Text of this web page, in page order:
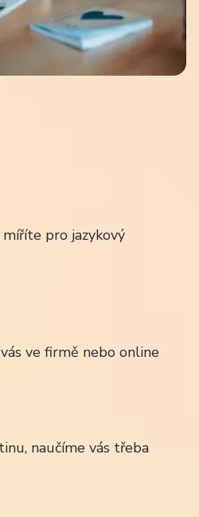
pro jazykový
ve firmě nebo online
naučíme vás třeba